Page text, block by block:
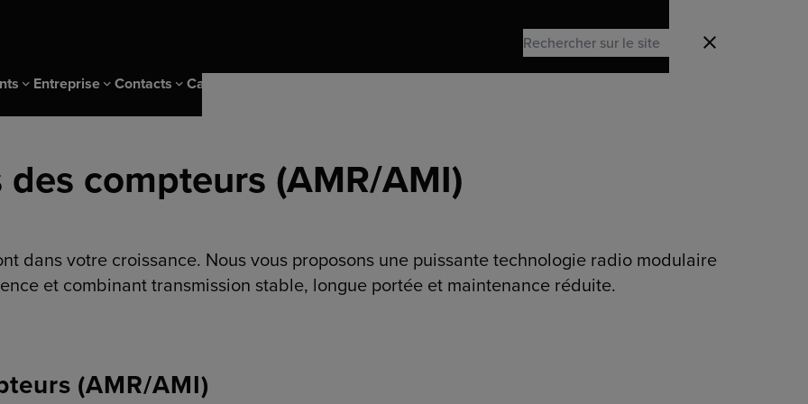
Search
d'eau
comptage
Metering
Entreprise
Sites
Durabilité Diehl Metering
IMS et certificats
Contacts
Login
Carrière
Group Nous rejoindre
compteurs (AMR/AMI)
dans votre croissance. Nous vous proposons une puissante technologie radio modulaire
et combinant transmission stable, longue portée et maintenance réduite.
(AMR/AMI)